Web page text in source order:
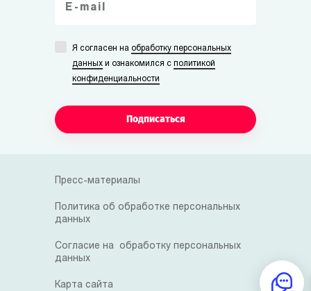
Я согласен на обработку персональных
данных и ознакомился с политикой
конфиденциальности
Подписаться
Пресс-материалы
Политика об обработке персональных
данных
Согласие на обработку персональных
данных
Карта сайта